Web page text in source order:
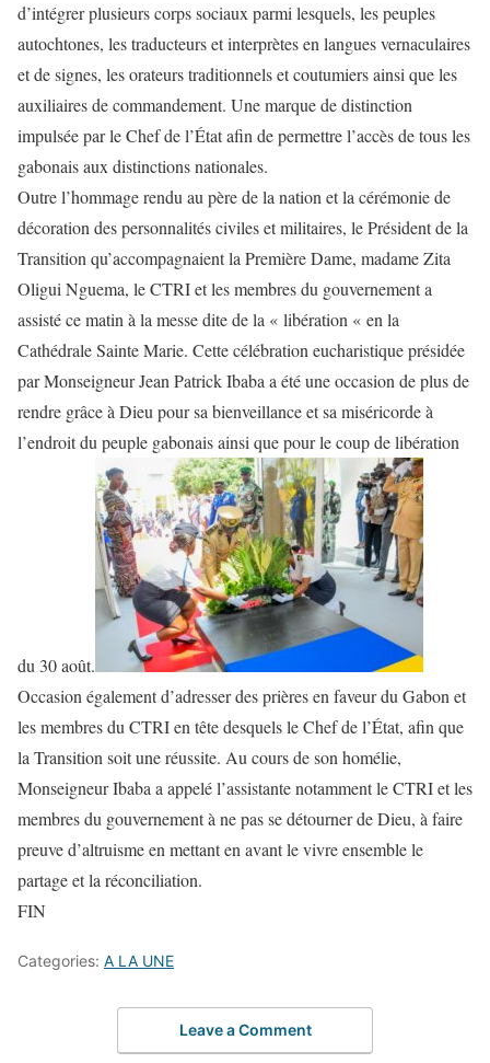
d’intégrer plusieurs corps sociaux parmi lesquels, les peuples
autochtones, les traducteurs et interprètes en langues vernaculaires
et de signes, les orateurs traditionnels et coutumiers ainsi que les
auxiliaires de commandement. Une marque de distinction
impulsée par le Chef de l’État afin de permettre l’accès de tous les
gabonais aux distinctions nationales.
Outre l’hommage rendu au père de la nation et la cérémonie de
décoration des personnalités civiles et militaires, le Président de la
Transition qu’accompagnaient la Première Dame, madame Zita
Oligui Nguema, le CTRI et les membres du gouvernement a
assisté ce matin à la messe dite de la « libération « en la
Cathédrale Sainte Marie. Cette célébration eucharistique présidée
par Monseigneur Jean Patrick Ibaba a été une occasion de plus de
rendre grâce à Dieu pour sa bienveillance et sa miséricorde à
l’endroit du peuple gabonais ainsi que pour le coup de libération
du 30 août.
Occasion également d’adresser des prières en faveur du Gabon et
les membres du CTRI en tête desquels le Chef de l’État, afin que
la Transition soit une réussite. Au cours de son homélie,
Monseigneur Ibaba a appelé l’assistante notamment le CTRI et les
membres du gouvernement à ne pas se détourner de Dieu, à faire
preuve d’altruisme en mettant en avant le vivre ensemble le
partage et la réconciliation.
FIN
Categories: A LA UNE
Leave a Comment